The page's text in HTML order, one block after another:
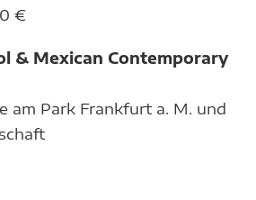
€
& Mexican Contemporary
am Park Frankfurt a. M. und